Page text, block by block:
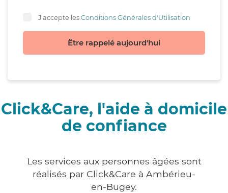
J'accepte lesConditions Générales d'Utilisation
Être rappelé aujourd'hui
Click&Care, l'aide à domicile
de confiance
Les services aux personnes âgées sont
réalisés par Click&Care à Ambérieu-
en-Bugey.